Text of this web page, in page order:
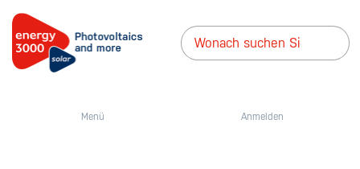
Menü Anmelden